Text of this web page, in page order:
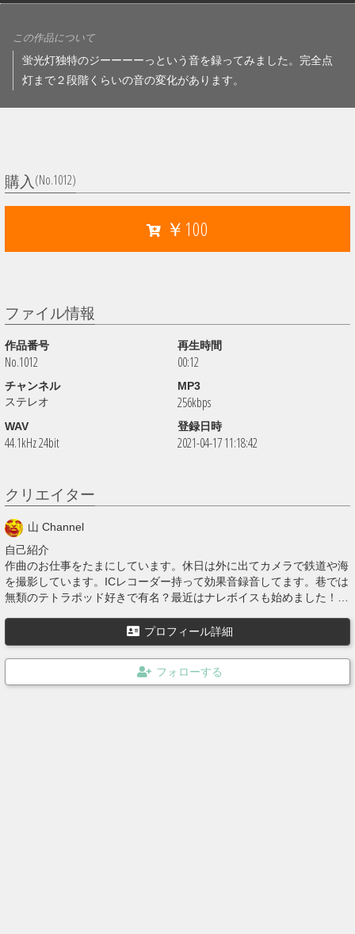
この作品について
蛍光灯独特のジーーーーっという音を録ってみました。完全点
灯まで２段階くらいの音の変化があります。
購入 (No.1012)
￥100
ファイル情報
作品番号
No.1012
再生時間
00:12
チャンネル
ステレオ
MP3
256kbps
WAV
44.1kHz 24bit
登録日時
2021-04-17 11:18:42
クリエイター
山 Channel
自己紹介
作曲のお仕事をたまにしています。休日は外に出てカメラで鉄道や海
を撮影しています。ICレコーダー持って効果音録音してます。巷では
無類のテトラポッド好きで有名？最近はナレボイスも始めました！地
プロフィール詳細